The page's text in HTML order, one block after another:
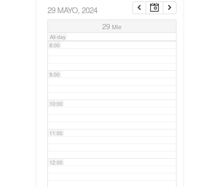
29 MAYO, 2024
29 Mie
All-day
7:00
8:00
9:00
10:00
11:00
12:00